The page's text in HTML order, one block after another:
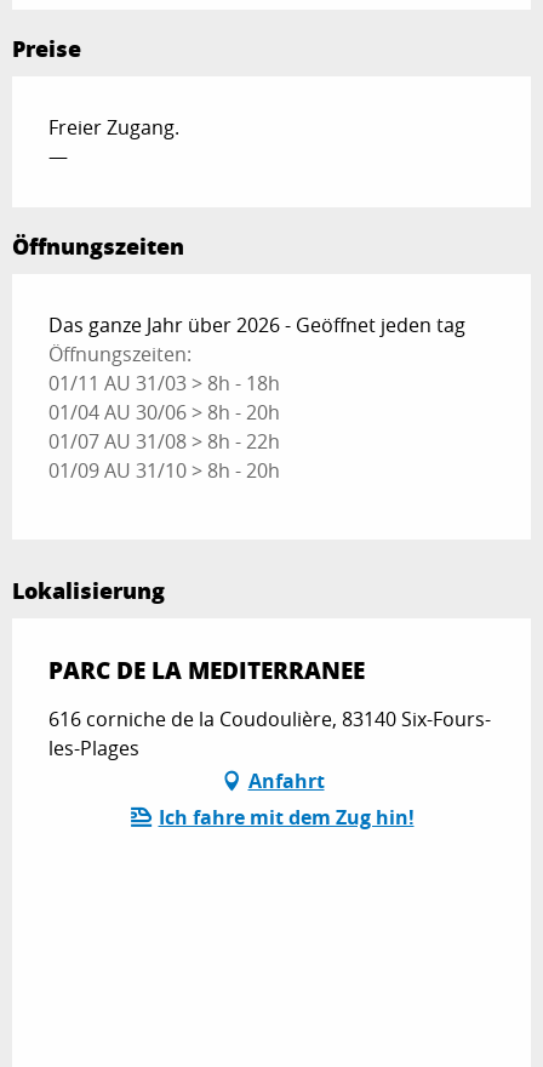
Preise
Freier Zugang.
—
Öffnungszeiten
Das ganze Jahr über 2026 - Geöffnet jeden tag
Öffnungszeiten:
01/11 AU 31/03 > 8h - 18h
01/04 AU 30/06 > 8h - 20h
01/07 AU 31/08 > 8h - 22h
01/09 AU 31/10 > 8h - 20h
Lokalisierung
PARC DE LA MEDITERRANEE
616 corniche de la Coudoulière, 83140 Six-Fours-
les-Plages
Anfahrt
Ich fahre mit dem Zug hin!